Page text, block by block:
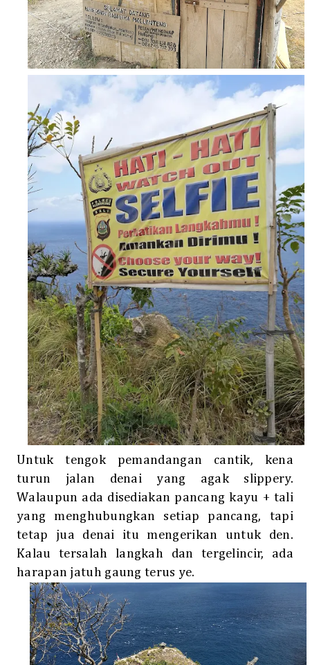
Untuk tengok pemandangan cantik, kena
turun jalan denai yang agak slippery.
Walaupun ada disediakan pancang kayu + tali
yang menghubungkan setiap pancang, tapi
tetap jua denai itu mengerikan untuk den.
Kalau tersalah langkah dan tergelincir, ada
harapan jatuh gaung terus ye.